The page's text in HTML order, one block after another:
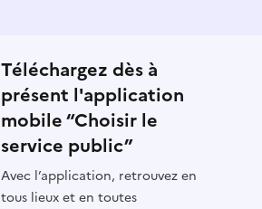
Téléchargez dès à
présent l'application
mobile “Choisir le
service public”
Avec l’application, retrouvez en
tous lieux et en toutes